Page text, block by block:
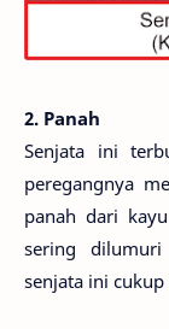
2. Panah
Senjata ini
peregangnya
panah dari
sering
senjata ini